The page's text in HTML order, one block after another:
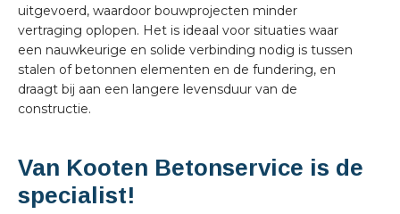
uitgevoerd, waardoor bouwprojecten minder
vertraging oplopen. Het is ideaal voor situaties waar
een nauwkeurige en solide verbinding nodig is tussen
stalen of betonnen elementen en de fundering, en
draagt bij aan een langere levensduur van de
constructie.
Van Kooten Betonservice is de
specialist!